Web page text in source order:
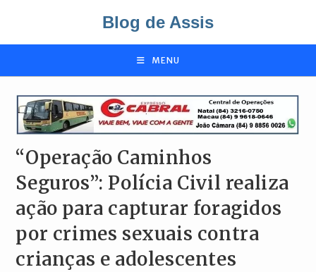
o
Blog de Assis
MENU
“Operação Caminhos
Seguros”: Polícia Civil realiza
ação para capturar foragidos
por crimes sexuais contra
crianças e adolescentes